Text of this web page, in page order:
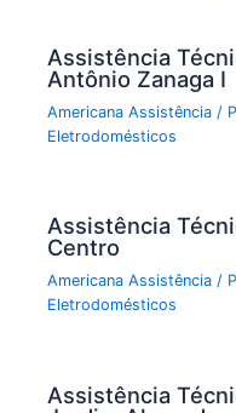
Assistência
Antônio Zanaga I
Americana Assistência /
Eletrodomésticos
Assistência
Centro
Americana Assistência /
Eletrodomésticos
Assistência